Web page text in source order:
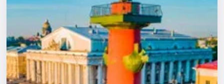
Экскурсии
События